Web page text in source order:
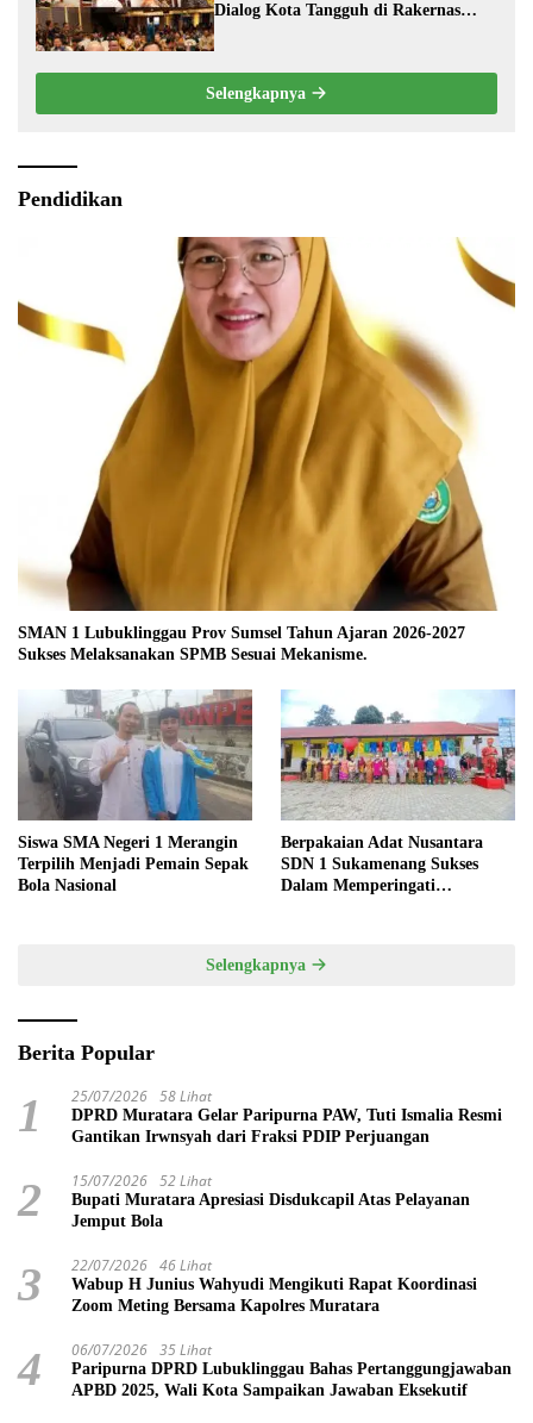
Dialog Kota Tangguh di Rakernas
Selengkapnya
Pendidikan
SMAN 1 Lubuklinggau Prov Sumsel Tahun Ajaran 2026-2027
Sukses Melaksanakan SPMB Sesuai Mekanisme.
Siswa SMA Negeri 1 Merangin
Terpilih Menjadi Pemain Sepak
Bola Nasional
Berpakaian Adat Nusantara
SDN 1 Sukamenang Sukses
Dalam Memperingati
Selengkapnya
Berita Popular
1 25/07/2026 58 Lihat
DPRD Muratara Gelar Paripurna PAW, Tuti Ismalia Resmi
Gantikan Irwnsyah dari Fraksi PDIP Perjuangan
2 15/07/2026 52 Lihat
Bupati Muratara Apresiasi Disdukcapil Atas Pelayanan
Jemput Bola
3 22/07/2026 46 Lihat
Wabup H Junius Wahyudi Mengikuti Rapat Koordinasi
Zoom Meting Bersama Kapolres Muratara
4 06/07/2026 35 Lihat
Paripurna DPRD Lubuklinggau Bahas Pertanggungjawaban
APBD 2025, Wali Kota Sampaikan Jawaban Eksekutif